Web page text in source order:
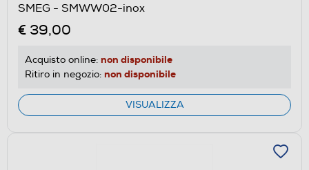
SMEG - SMWW02-inox
€ 39,00
Acquisto online: non disponibile
Ritiro in negozio: non disponibile
VISUALIZZA